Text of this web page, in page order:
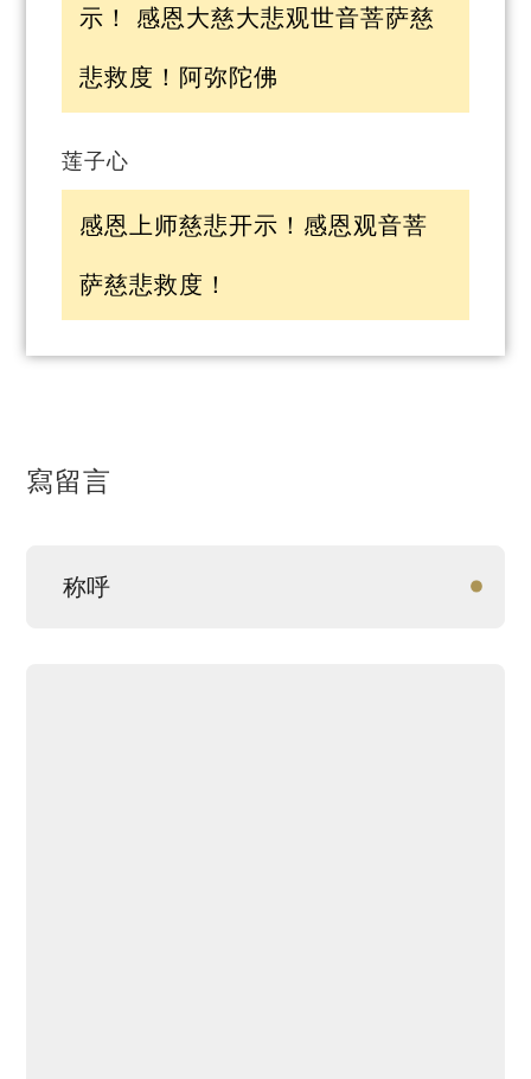
示！ 感恩大慈大悲观世音菩萨慈
悲救度！阿弥陀佛
莲子心
感恩上师慈悲开示！感恩观音菩
萨慈悲救度！
寫留言